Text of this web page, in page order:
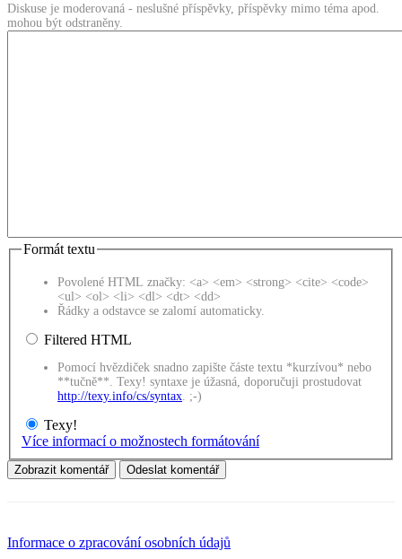
Diskuse je moderovaná - neslušné příspěvky, příspěvky mimo téma apod.
mohou být odstraněny.
Formát textu
Povolené HTML značky: <a> <em> <strong> <cite> <code>
<ul> <ol> <li> <dl> <dt> <dd>
Řádky a odstavce se zalomí automaticky.
Filtered HTML
Pomocí hvězdiček snadno zapište částe textu *kurzívou* nebo
**tučně**. Texy! syntaxe je úžasná, doporučuji prostudovat
http://texy.info/cs/syntax . ;-)
Texy!
Více informací o možnostech formátování
Informace o zpracování osobních údajů